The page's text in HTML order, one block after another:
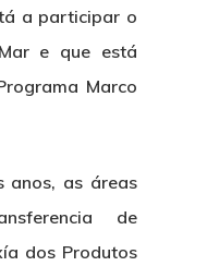
a participar o
e que está
Marco
anos, as áreas
de
dos Produtos
Patronato
Corporativa
Actualidad
Eventos
Proyectos
Publicaciones
Centro De
Boletín De Noticias
Empleo
Licitaciones
Gobierno